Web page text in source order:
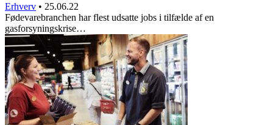
Erhverv • 25.06.22
Fødevarebranchen har flest udsatte jobs i tilfælde af en
gasforsyningskrise…